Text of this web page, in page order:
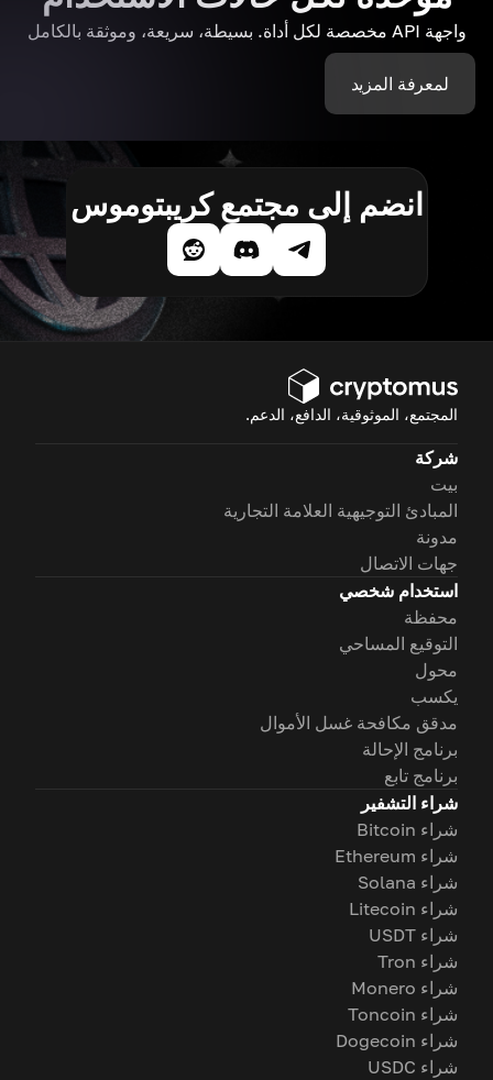
واجهة API مخصصة لكل أداة. بسيطة، سريعة، وموثقة بالكامل
لمعرفة المزيد
انضم إلى مجتمع كريبتوموس
المجتمع، الموثوقية، الدافع، الدعم.
شركة
بيت
المبادئ التوجيهية العلامة التجارية
مدونة
جهات الاتصال
استخدام شخصي
محفظة
التوقيع المساحي
محول
يكسب
مدقق مكافحة غسل الأموال
برنامج الإحالة
برنامج تابع
شراء التشفير
شراء Bitcoin
شراء Ethereum
شراء Solana
شراء Litecoin
شراء USDT
شراء Tron
شراء Monero
شراء Toncoin
شراء Dogecoin
شراء USDC